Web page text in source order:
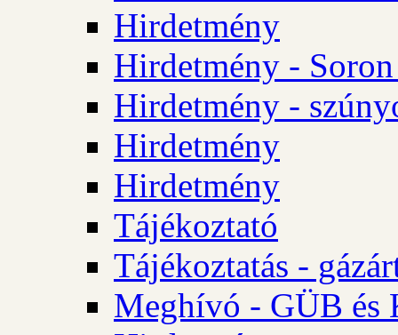
Hirdetmény
Hirdetmény -
Hirdetmény -
Hirdetmény
Hirdetmény
Tájékoztató
Tájékoztatás -
Meghívó - GÜB és